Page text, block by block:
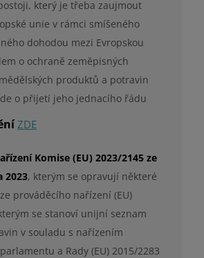
který je třeba zaujmout
unie v rámci smíšeného
dohodou mezi Evropskou
o ochraně zeměpisných
produktů a potravin
o přijetí jeho jednacího řádu
ZDE
Komise (EU) 2023/2145 ze
2023, kterým se opravují některé
prováděcího nařízení (EU)
se stanoví unijní seznam
v souladu s nařízením
a Rady (EU) 2015/2283